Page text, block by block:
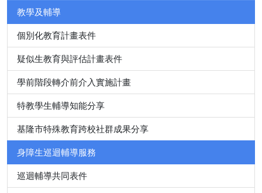
教學及輔導
個別化教育計畫表件
疑似生教育與評估計畫表件
學前階段轉介前介入實施計畫
特教學生輔導知能分享
基隆市特殊教育跨校社群成果分享
身障生巡迴輔導服務
巡迴輔導共同表件